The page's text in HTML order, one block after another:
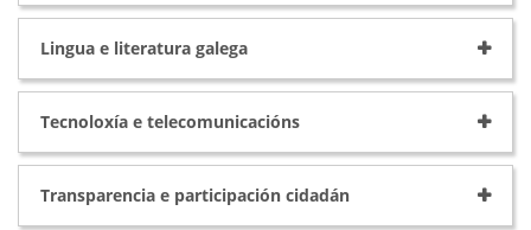
Lingua e literatura galega
Tecnoloxía e telecomunicacións
Transparencia e participación cidadán